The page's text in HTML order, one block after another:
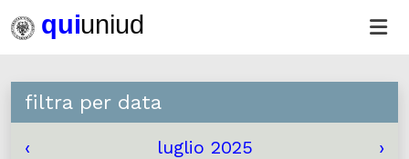
filtra per data
‹ luglio 2025 ›